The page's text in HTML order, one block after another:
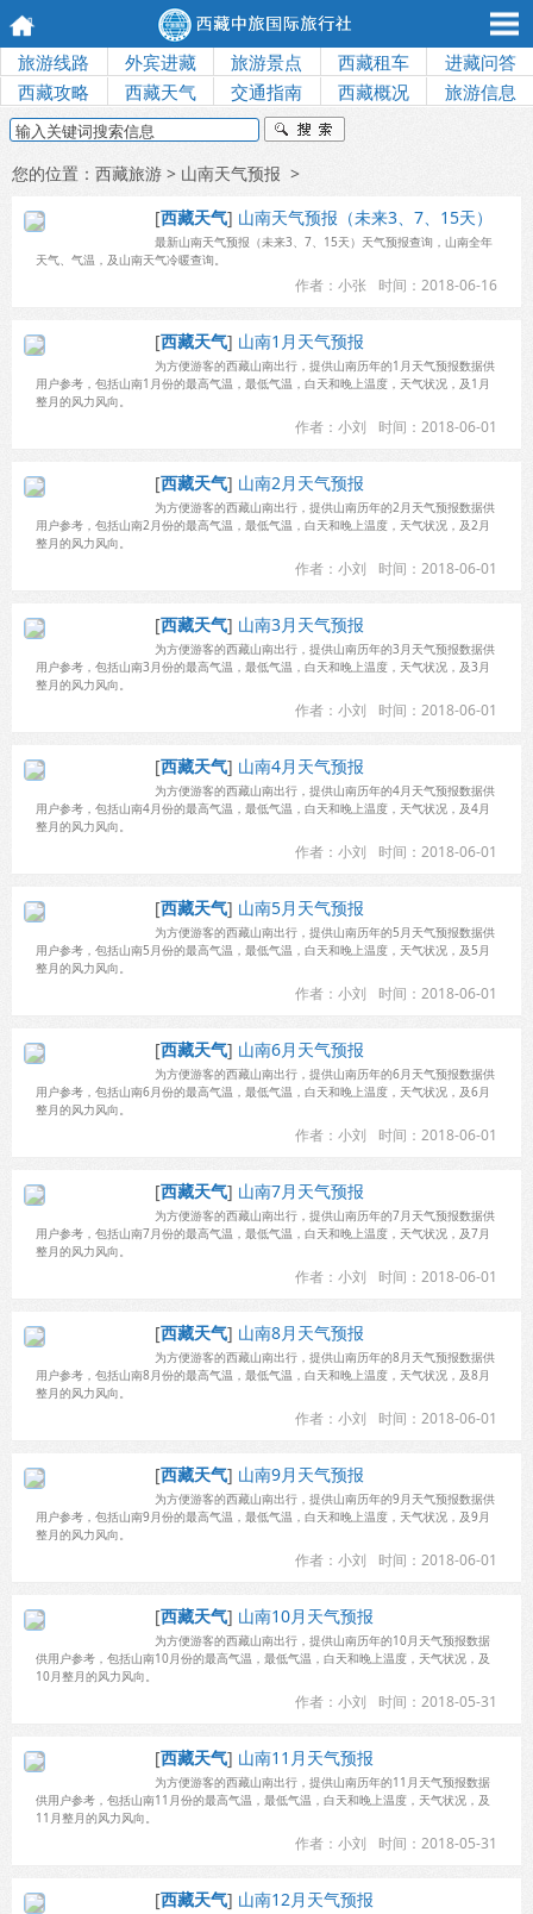
旅游线路 外宾进藏 旅游景点 西藏租车
进藏问答
西藏攻略
西藏天气 交通指南 西藏概况 旅游信息
您的位置： 西藏旅游 > 山南天气预报 >
[西藏天气] 山南天气预报（未来3、7、15天）
最新山南天气预报（未来3、7、15天）天气预报查询，山南全年
天气、气温，及山南天气冷暖查询。
时间：2018-06-16
作者：小张
[西藏天气] 山南1月天气预报
为方便游客的西藏山南出行，提供山南历年的1月天气预报数据供
用户参考，包括山南1月份的最高气温，最低气温，白天和晚上温度，天气状况，及1月
整月的风力风向。
时间：2018-06-01
作者：小刘
[西藏天气] 山南2月天气预报
为方便游客的西藏山南出行，提供山南历年的2月天气预报数据供
用户参考，包括山南2月份的最高气温，最低气温，白天和晚上温度，天气状况，及2月
整月的风力风向。
时间：2018-06-01
作者：小刘
[西藏天气] 山南3月天气预报
为方便游客的西藏山南出行，提供山南历年的3月天气预报数据供
用户参考，包括山南3月份的最高气温，最低气温，白天和晚上温度，天气状况，及3月
整月的风力风向。
时间：2018-06-01
作者：小刘
[西藏天气] 山南4月天气预报
为方便游客的西藏山南出行，提供山南历年的4月天气预报数据供
用户参考，包括山南4月份的最高气温，最低气温，白天和晚上温度，天气状况，及4月
整月的风力风向。
时间：2018-06-01
作者：小刘
[西藏天气] 山南5月天气预报
为方便游客的西藏山南出行，提供山南历年的5月天气预报数据供
用户参考，包括山南5月份的最高气温，最低气温，白天和晚上温度，天气状况，及5月
整月的风力风向。
时间：2018-06-01
作者：小刘
[西藏天气] 山南6月天气预报
为方便游客的西藏山南出行，提供山南历年的6月天气预报数据供
用户参考，包括山南6月份的最高气温，最低气温，白天和晚上温度，天气状况，及6月
整月的风力风向。
时间：2018-06-01
作者：小刘
[西藏天气] 山南7月天气预报
为方便游客的西藏山南出行，提供山南历年的7月天气预报数据供
用户参考，包括山南7月份的最高气温，最低气温，白天和晚上温度，天气状况，及7月
整月的风力风向。
时间：2018-06-01
作者：小刘
[西藏天气] 山南8月天气预报
为方便游客的西藏山南出行，提供山南历年的8月天气预报数据供
用户参考，包括山南8月份的最高气温，最低气温，白天和晚上温度，天气状况，及8月
整月的风力风向。
时间：2018-06-01
作者：小刘
[西藏天气] 山南9月天气预报
为方便游客的西藏山南出行，提供山南历年的9月天气预报数据供
用户参考，包括山南9月份的最高气温，最低气温，白天和晚上温度，天气状况，及9月
整月的风力风向。
时间：2018-06-01
作者：小刘
[西藏天气] 山南10月天气预报
为方便游客的西藏山南出行，提供山南历年的10月天气预报数据
供用户参考，包括山南10月份的最高气温，最低气温，白天和晚上温度，天气状况，及
10月整月的风力风向。
时间：2018-05-31
作者：小刘
[西藏天气] 山南11月天气预报
为方便游客的西藏山南出行，提供山南历年的11月天气预报数据
供用户参考，包括山南11月份的最高气温，最低气温，白天和晚上温度，天气状况，及
11月整月的风力风向。
时间：2018-05-31
作者：小刘
[西藏天气] 山南12月天气预报